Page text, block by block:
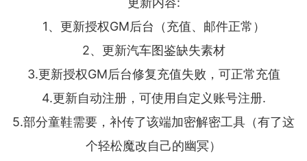
排行 在线 小黑屋
1、更新授权GM后台（充值、邮件正常）
2、更新汽车图鉴缺失素材
3.更新授权GM后台修复充值失败，可正常充值
4.更新自动注册，可使用自定义账号注册.
5.部分童鞋需要，补传了该端加密解密工具（有了这
个轻松魔改自己的幽冥）